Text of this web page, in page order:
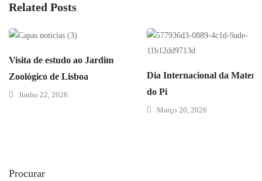
Related Posts
Visita de estudo ao Jardim
Zoológico de Lisboa
Junho 22, 2026
Dia Internacional da
do Pi
Março 20, 2026
Procurar